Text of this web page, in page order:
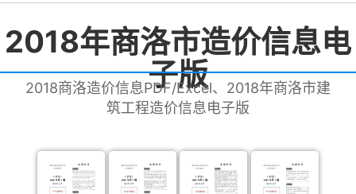
2018年商洛市造价信息电
子版
2018商洛造价信息PDF/Excel、2018年商洛市建
筑工程造价信息电子版